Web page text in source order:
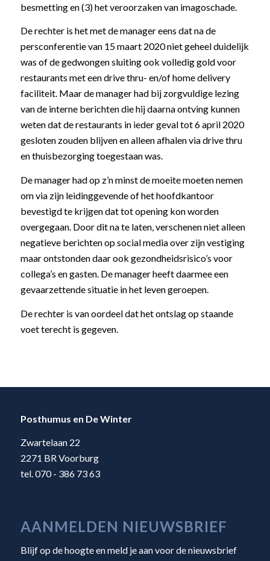
besmetting en (3) het veroorzaken van imagoschade.
De rechter is het met de manager eens dat na de
persconferentie van 15 maart 2020 niet geheel duidelijk
was of de gedwongen sluiting ook volledig gold voor
restaurants met een drive thru- en/of home delivery
faciliteit. Maar de manager had bij zorgvuldige lezing
van de interne berichten die hij daarna ontving kunnen
weten dat de restaurants in ieder geval tot 6 april 2020
gesloten zouden blijven en alleen afhalen via drive thru
en thuisbezorging toegestaan was.
De manager had op z’n minst de moeite moeten nemen
om via zijn leidinggevende of het hoofdkantoor
bevestigd te krijgen dat tot opening kon worden
overgegaan. Door dit na te laten, verschenen niet alleen
negatieve berichten op social media over zijn vestiging
maar ontstonden daar ook gezondheidsrisico’s voor
collega’s en gasten. De manager heeft daarmee een
gevaarzettende situatie in het leven geroepen.
De rechter is van oordeel dat het ontslag op staande
voet terecht is gegeven.
Posthumus en De Winter
Zwartelaan 22
2271 BR Voorburg
tel. 070 - 386 73 63
AANMELDEN NIEUWSBRIEF
Blijf op de hoogte en meld je aan voor de nieuwsbrief